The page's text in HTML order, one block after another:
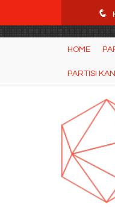
q
HOME
PARTISI